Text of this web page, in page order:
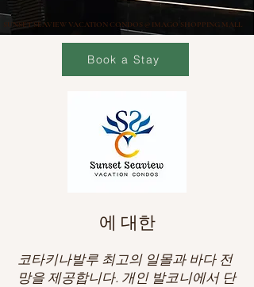
SUNSET SEAVIEW VACATION CONDOS @ IMAGO SHOPPING MALL
Book a Stay
에 대한
코타키나발루 최고의 일몰과 바다 전
망을 제공합니다. 개인 발코니에서 단